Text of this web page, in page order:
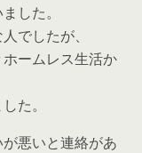
した。
でしたが、
ームレス生活か
た。
悪いと連絡があ